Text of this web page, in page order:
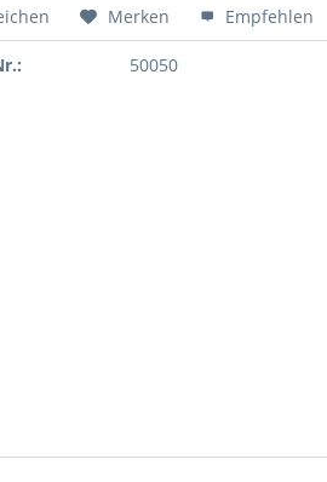
Merken Empfehlen
50050